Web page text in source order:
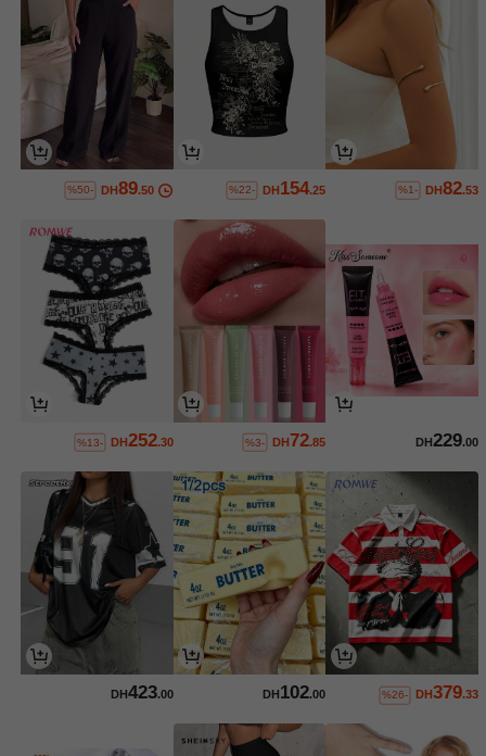
DH82.53
%1-
DH154.25
%22-
DH89.50
%50-
DH229.00
DH72.85
%3-
DH252.30
%13-
DH379.33
%26-
DH102.00
DH423.00